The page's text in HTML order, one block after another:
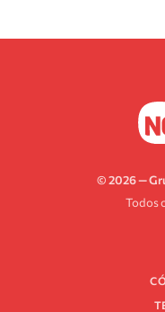
© 2026 —
Todos